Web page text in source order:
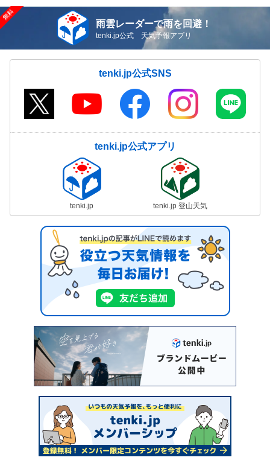
雨雲レーダーで雨を回避！
tenki.jp公式 天気予報アプリ
tenki.jp公式SNS
tenki.jp公式アプリ
tenki.jp tenki.jp 登山天気